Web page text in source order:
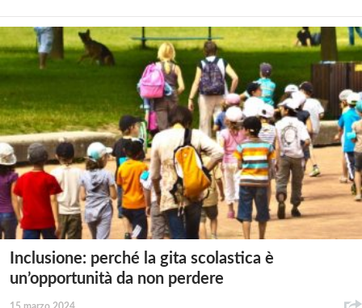
Inclusione: perché la gita scolastica è
un’opportunità da non perdere